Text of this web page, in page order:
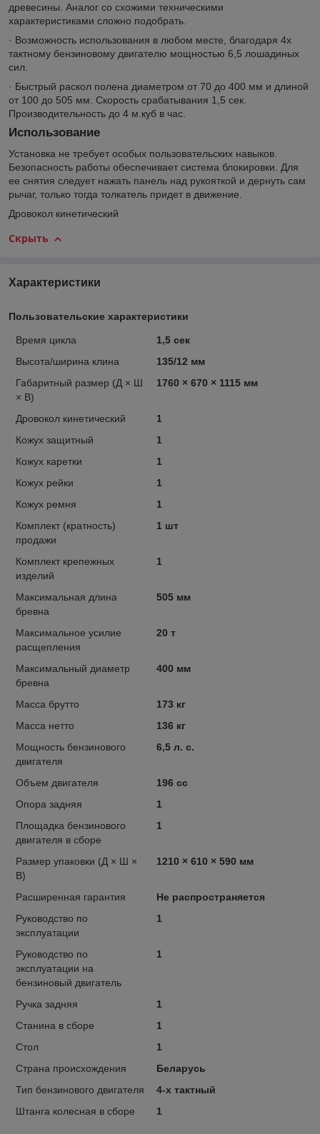
древесины. Аналог со схожими техническими
характеристиками сложно подобрать.
· Возможность использования в любом месте, благодаря 4х
тактному бензиновому двигателю мощностью 6,5 лошадиных
сил.
· Быстрый раскол полена диаметром от 70 до 400 мм и длиной
от 100 до 505 мм. Скорость срабатывания 1,5 сек.
Производительность до 4 м.куб в час.
Использование
Установка не требует особых пользовательских навыков.
Безопасность работы обеспечивает система блокировки. Для
ее снятия следует нажать панель над рукояткой и дернуть сам
рычаг, только тогда толкатель придет в движение.
Дровокол кинетический
Скрыть
Характеристики
Пользовательские характеристики
Время цикла
1,5 сек
Высота/ширина клина
135/12 мм
Габаритный размер (Д × Ш
× В)
1760 × 670 × 1115 мм
Дровокол кинетический
1
Кожух защитный
1
Кожух каретки
1
Кожух рейки
1
Кожух ремня
1
Комплект (кратность)
продажи
1 шт
Комплект крепежных
изделий
1
Максимальная длина
бревна
505 мм
Максимальное усилие
расщепления
20 т
Максимальный диаметр
бревна
400 мм
Масса брутто
173 кг
Масса нетто
136 кг
Мощность бензинового
двигателя
6,5 л. с.
Объем двигателя
196 сс
Опора задняя
1
Площадка бензинового
двигателя в сборе
1
Размер упаковки (Д × Ш ×
В)
1210 × 610 × 590 мм
Расширенная гарантия
Не распространяется
Руководство по
эксплуатации
1
Руководство по
эксплуатации на
бензиновый двигатель
1
Ручка задняя
1
Станина в сборе
1
Стол
1
Страна происхождения
Беларусь
Тип бензинового двигателя
4-х тактный
Штанга колесная в сборе
1